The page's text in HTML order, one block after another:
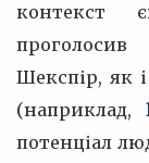
контекст
проголосив
Шекспір, як
(наприклад,
потенціал